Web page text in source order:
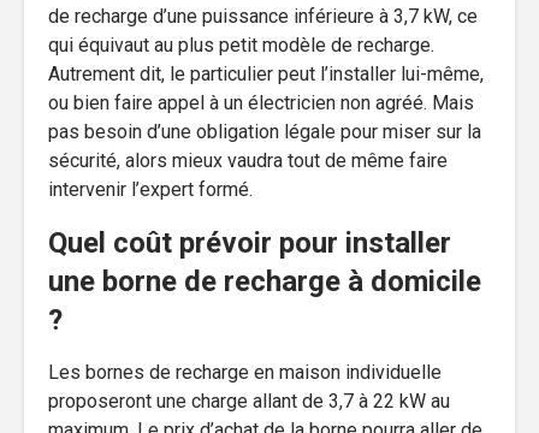
de recharge d’une puissance inférieure à 3,7 kW, ce
qui équivaut au plus petit modèle de recharge.
Autrement dit, le particulier peut l’installer lui-même,
ou bien faire appel à un électricien non agréé. Mais
pas besoin d’une obligation légale pour miser sur la
sécurité, alors mieux vaudra tout de même faire
intervenir l’expert formé.
Quel coût prévoir pour installer
une borne de recharge à domicile
?
Les bornes de recharge en maison individuelle
proposeront une charge allant de 3,7 à 22 kW au